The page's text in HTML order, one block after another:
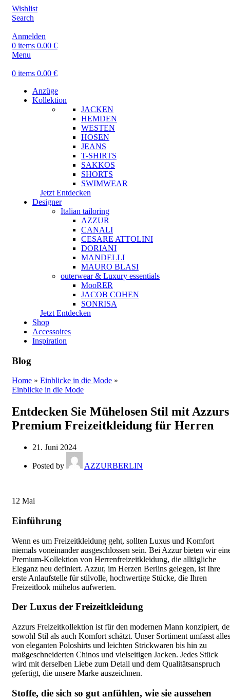
Wishlist
Search
Anmelden
0 items 0.00 €
Menu
0 items 0.00 €
Anzüge
Kollektion
JACKEN
HEMDEN
WESTEN
HOSEN
JEANS
T-SHIRTS
SAKKOS
SHORTS
SWIMWEAR
Jetzt Entdecken
Designer
Italian tailoring
AZZUR
CANALI
CESARE ATTOLINI
DORIANI
MANDELLI
MAURO BLASI
outerwear & Luxury essentials
MooRER
JACOB COHEN
SONRISA
Jetzt Entdecken
Shop
Accessoires
Inspiration
Blog
Home » Einblicke in die Mode »
Einblicke in die Mode
Entdecken Sie Mühelosen Stil mit Azzurs
Premium Freizeitkleidung für Herren
21. Juni 2024
Posted by AZZURBERLIN
12 Mai
Einführung
Wenn es um Freizeitkleidung geht, sollten Luxus und Komfort
niemals voneinander ausgeschlossen sein. Bei Azzur bieten wir
Premium-Kollektion von Herrenfreizeitkleidung, die alltägliche
Eleganz neu definiert. Azzur, im Herzen Berlins gelegen, ist Ihre
erste Anlaufstelle für stilvolle, hochwertige Stücke, die Ihren
Freizeitlook mühelos aufwerten.
Der Luxus der Freizeitkleidung
Azzurs Freizeitkollektion ist für den modernen Mann konzipiert,
sowohl Stil als auch Komfort schätzt. Unser Sortiment umfasst
von eleganten Poloshirts und leichten Strickwaren bis hin zu
maßgeschneiderten Chinos und vielseitigen Jacken. Jedes Stück
wird mit derselben Liebe zum Detail und dem Qualitätsanspruch
gefertigt, die unsere Marke auszeichnen.
Stoffe, die sich so gut anfühlen, wie sie aussehen